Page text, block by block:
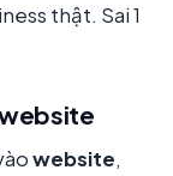
thật. Sai 1
website
website,